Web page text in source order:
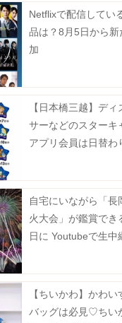
Netflixで配信してい
品は？8月5日から新
加
【日本橋三越】デ
サーなどのスターキ
アプリ会員は日替わ
自宅にいながら「長
火大会」が鑑賞でき
日に Youtubeで生中
【ちいかわ】かわい
バッグは必見♡ちい